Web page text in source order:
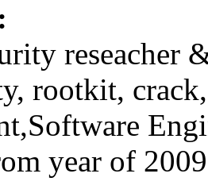
reseacher
rootkit,
year of